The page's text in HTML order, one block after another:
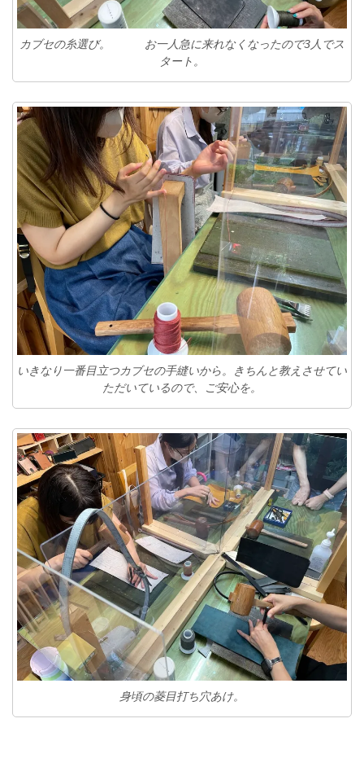
カブセの糸選び。 お一人急に来れなくなったので3人でス
タート。
いきなり一番目立つカブセの手縫いから。きちんと教えさせてい
ただいているので、ご安心を。
身頃の菱目打ち穴あけ。